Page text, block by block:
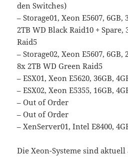
den Switches)
– Storage01, Xeon E5607, 6GB,
2TB WD Black Raid10 + Spare,
Raid5
– Storage02, Xeon E5607, 6GB,
8x 2TB WD Green Raid5
– ESX01, Xeon E5620, 36GB,
– ESX02, Xeon E5355, 16GB,
– Out of Order
– Out of Order
– XenServer01, Intel E8400,
Die Xeon-Systeme sind